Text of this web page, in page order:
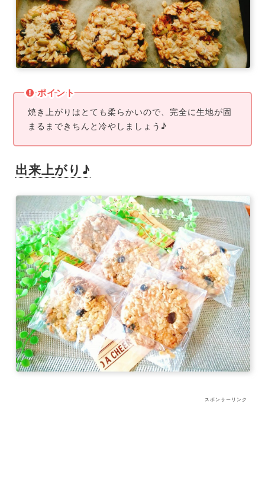
ポイント
焼き上がりはとても柔らかいので、完全に生地が固
まるまできちんと冷やしましょう♪
出来上がり♪
スポンサーリンク